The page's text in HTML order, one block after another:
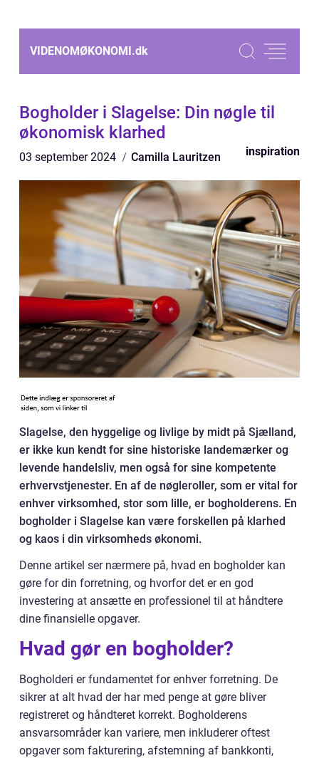
VIDENOMØKONOMI.dk
Bogholder i Slagelse: Din nøgle til
økonomisk klarhed
03 september 2024 Camilla Lauritzen inspiration
Slagelse, den hyggelige og livlige by midt på Sjælland,
er ikke kun kendt for sine historiske landemærker og
levende handelsliv, men også for sine kompetente
erhvervstjenester. En af de nøgleroller, som er vital for
enhver virksomhed, stor som lille, er bogholderens. En
bogholder i Slagelse kan være forskellen på klarhed
og kaos i din virksomheds økonomi.
Denne artikel ser nærmere på, hvad en bogholder kan
gøre for din forretning, og hvorfor det er en god
investering at ansætte en professionel til at håndtere
dine finansielle opgaver.
Hvad gør en bogholder?
Bogholderi er fundamentet for enhver forretning. De
sikrer at alt hvad der har med penge at gøre bliver
registreret og håndteret korrekt. Bogholderens
ansvarsområder kan variere, men inkluderer oftest
opgaver som fakturering, afstemning af bankkonti,